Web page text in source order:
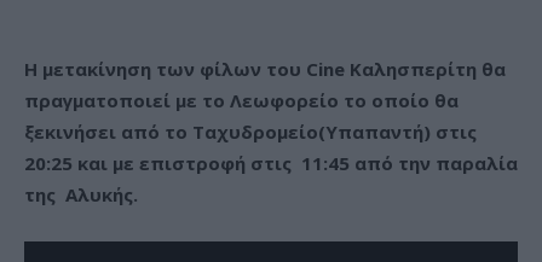
Η μετακίνηση των φίλων του Cine Καλησπερίτη θα
πραγματοποιεί με το Λεωφορείο το οποίο θα
ξεκινήσει από το Ταχυδρομείο(Υπαπαντή) στις
20:25 και με επιστροφή στις 11:45 από την παραλία
της Αλυκής.